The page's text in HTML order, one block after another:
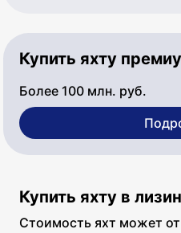
Купить яхту
Более 100 млн. руб.
Купить яхту в
Стоимость яхт может